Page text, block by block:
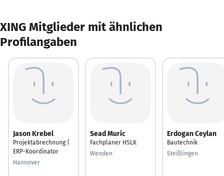
XING Mitglieder mit ähnlichen
Profilangaben
Jason Krebel
Projektabrechnung |
ERP-Koordinator
Hannover
Sead Muric
Fachplaner HSLK
Wenden
Erdogan Ceylan
Bautechnik
Steißlingen